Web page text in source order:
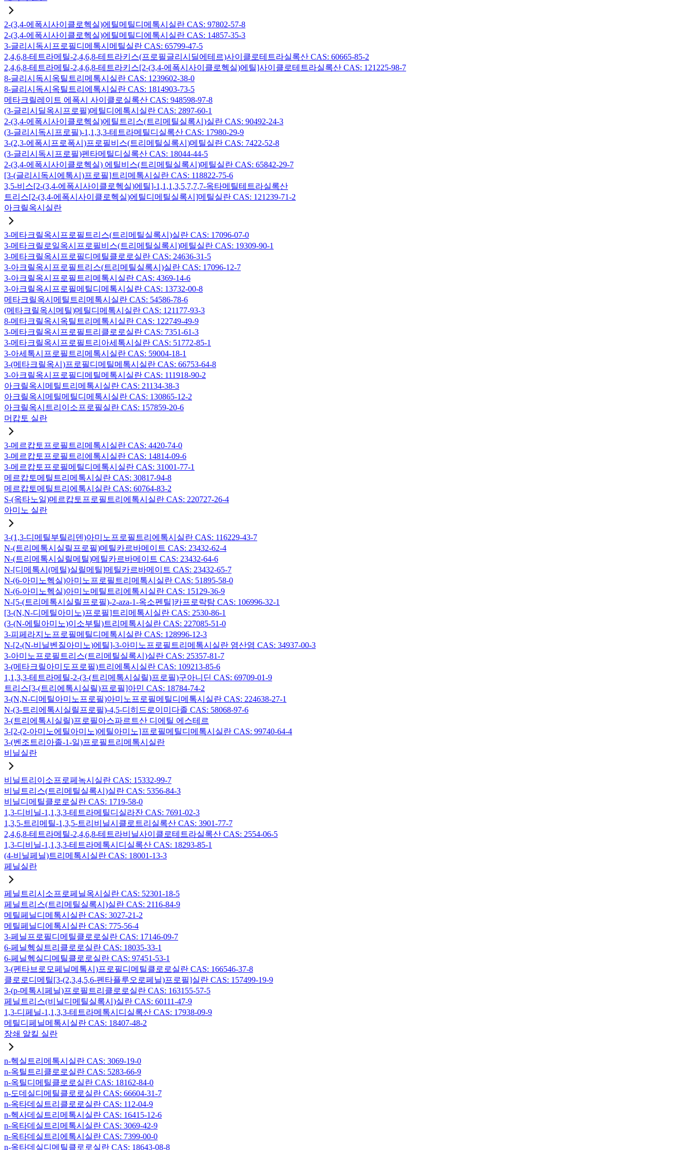
2-(3,4-에폭시사이클로헥실)에틸메틸디메톡시실란 CAS: 97802-57-8
2-(3,4-에폭시사이클로헥실)에틸메틸디에톡시실란 CAS: 14857-35-3
3-글리시독시프로필디메톡시메틸실란 CAS: 65799-47-5
2,4,6,8-테트라메틸-2,4,6,8-테트라키스(프로필글리시딜에테르)사이클로테트라실록산 CAS: 60665-85-2
2,4,6,8-테트라메틸-2,4,6,8-테트라키스[2-(3,4-에폭시사이클로헥실)에틸]사이클로테트라실록산 CAS: 121225-98-7
8-글리시독시옥틸트리메톡시실란 CAS: 1239602-38-0
8-글리시독시옥틸트리에톡시실란 CAS: 1814903-73-5
메타크릴레이트 에폭시 사이클로실록산 CAS: 948598-97-8
(3-글리시딜옥시프로필)메틸디에톡시실란 CAS: 2897-60-1
2-(3,4-에폭시사이클로헥실)에틸트리스(트리메틸실록시)실란 CAS: 90492-24-3
(3-글리시독시프로필)-1,1,3,3-테트라메틸디실록산 CAS: 17980-29-9
3-(2,3-에폭시프로폭시)프로필비스(트리메틸실록시)메틸실란 CAS: 7422-52-8
(3-글리시독시프로필)펜타메틸디실록산 CAS: 18044-44-5
2-(3,4-에폭시사이클로헥실) 에틸비스(트리메틸실록시)메틸실란 CAS: 65842-29-7
[3-(글리시독시에톡시)프로필]트리메톡시실란 CAS: 118822-75-6
3,5-비스[2-(3,4-에폭시사이클로헥실)에틸]-1,1,1,3,5,7,7,7-옥타메틸테트라실록산
트리스[2-(3,4-에폭시사이클로헥실)에틸디메틸실록시]메틸실란 CAS: 121239-71-2
아크릴옥시실란
3-메타크릴옥시프로필트리스(트리메틸실록시)실란 CAS: 17096-07-0
3-메타크릴로일옥시프로필비스(트리메틸실록시)메틸실란 CAS: 19309-90-1
3-메타크릴옥시프로필디메틸클로로실란 CAS: 24636-31-5
3-아크릴옥시프로필트리스(트리메틸실록시)실란 CAS: 17096-12-7
3-아크릴옥시프로필트리메톡시실란 CAS: 4369-14-6
3-아크릴옥시프로필메틸디메톡시실란 CAS: 13732-00-8
메타크릴옥시메틸트리메톡시실란 CAS: 54586-78-6
(메타크릴옥시메틸)메틸디메톡시실란 CAS: 121177-93-3
8-메타크릴옥시옥틸트리메톡시실란 CAS: 122749-49-9
3-메타크릴옥시프로필트리클로로실란 CAS: 7351-61-3
3-메타크릴옥시프로필트리아세톡시실란 CAS: 51772-85-1
3-아세톡시프로필트리메톡시실란 CAS: 59004-18-1
3-(메타크릴옥시)프로필디메틸메톡시실란 CAS: 66753-64-8
3-아크릴옥시프로필디메틸메톡시실란 CAS: 111918-90-2
아크릴옥시메틸트리메톡시실란 CAS: 21134-38-3
아크릴옥시메틸메틸디메톡시실란 CAS: 130865-12-2
아크릴옥시트리이소프로필실란 CAS: 157859-20-6
머캅토 실란
3-메르캅토프로필트리메톡시실란 CAS: 4420-74-0
3-메르캅토프로필트리에톡시실란 CAS: 14814-09-6
3-메르캅토프로필메틸디메톡시실란 CAS: 31001-77-1
메르캅토메틸트리메톡시실란 CAS: 30817-94-8
메르캅토메틸트리에톡시실란 CAS: 60764-83-2
S-(옥타노일)메르캅토프로필트리에톡시실란 CAS: 220727-26-4
아미노 실란
3-(1,3-디메틸부틸리덴)아미노프로필트리에톡시실란 CAS: 116229-43-7
N-(트리메톡시실릴프로필)메틸카르바메이트 CAS: 23432-62-4
N-(트리메톡시실릴메틸)메틸카르바메이트 CAS: 23432-64-6
N-[디메톡시(메틸)실릴메틸]메틸카르바메이트 CAS: 23432-65-7
N-(6-아미노헥실)아미노프로필트리메톡시실란 CAS: 51895-58-0
N-(6-아미노헥실)아미노메틸트리에톡시실란 CAS: 15129-36-9
N-[5-(트리메톡시실릴프로필)-2-aza-1-옥소펜틸]카프로락탐 CAS: 106996-32-1
[3-(N,N-디메틸아미노)프로필]트리메톡시실란 CAS: 2530-86-1
(3-(N-에틸아미노)이소부틸)트리메톡시실란 CAS: 227085-51-0
3-피페라지노프로필메틸디메톡시실란 CAS: 128996-12-3
N-[2-(N-비닐벤질아미노)에틸]-3-아미노프로필트리메톡시실란 염산염 CAS: 34937-00-3
3-아미노프로필트리스(트리메틸실록시)실란 CAS: 25357-81-7
3-(메타크릴아미도프로필)트리에톡시실란 CAS: 109213-85-6
1,1,3,3-테트라메틸-2-(3-(트리메톡시실릴)프로필)구아니딘 CAS: 69709-01-9
트리스[3-(트리에톡시실릴)프로필]아민 CAS: 18784-74-2
3-(N,N-디메틸아미노프로필)아미노프로필메틸디메톡시실란 CAS: 224638-27-1
N-(3-트리에톡시실릴프로필)-4,5-디히드로이미다졸 CAS: 58068-97-6
3-(트리에톡시실릴)프로필아스파르트산 디에틸 에스테르
3-[2-(2-아미노에틸아미노)에틸아미노]프로필메틸디메톡시실란 CAS: 99740-64-4
3-(벤조트리아졸-1-일)프로필트리메톡시실란
비닐실란
비닐트리이소프로페녹시실란 CAS: 15332-99-7
비닐트리스(트리메틸실록시)실란 CAS: 5356-84-3
비닐디메틸클로로실란 CAS: 1719-58-0
1,3-디비닐-1,1,3,3-테트라메틸디실라잔 CAS: 7691-02-3
1,3,5-트리메틸-1,3,5-트리비닐시클로트리실록산 CAS: 3901-77-7
2,4,6,8-테트라메틸-2,4,6,8-테트라비닐사이클로테트라실록산 CAS: 2554-06-5
1,3-디비닐-1,1,3,3-테트라메톡시디실록산 CAS: 18293-85-1
(4-비닐페닐)트리메톡시실란 CAS: 18001-13-3
페닐실란
페닐트리시소프로페닐옥시실란 CAS: 52301-18-5
페닐트리스(트리메틸실록시)실란 CAS: 2116-84-9
메틸페닐디메톡시실란 CAS: 3027-21-2
메틸페닐디에톡시실란 CAS: 775-56-4
3-페닐프로필디메틸클로로실란 CAS: 17146-09-7
6-페닐헥실트리클로로실란 CAS: 18035-33-1
6-페닐헥실디메틸클로로실란 CAS: 97451-53-1
3-(펜타브로모페닐메톡시)프로필디메틸클로로실란 CAS: 166546-37-8
클로로디메틸[3-(2,3,4,5,6-펜타플루오로페닐)프로필]실란 CAS: 157499-19-9
3-(p-메톡시페닐)프로필트리클로로실란 CAS: 163155-57-5
페닐트리스(비닐디메틸실록시)실란 CAS: 60111-47-9
1,3-디페닐-1,1,3,3-테트라메톡시디실록산 CAS: 17938-09-9
메틸디페닐메톡시실란 CAS: 18407-48-2
장쇄 알킬 실란
n-헥실트리메톡시실란 CAS: 3069-19-0
n-옥틸트리클로로실란 CAS: 5283-66-9
n-옥틸디메틸클로로실란 CAS: 18162-84-0
n-도데실디메틸클로로실란 CAS: 66604-31-7
n-옥타데실트리클로로실란 CAS: 112-04-9
n-헥사데실트리메톡시실란 CAS: 16415-12-6
n-옥타데실트리메톡시실란 CAS: 3069-42-9
n-옥타데실트리에톡시실란 CAS: 7399-00-0
n-옥타데실디메틸클로로실란 CAS: 18643-08-8